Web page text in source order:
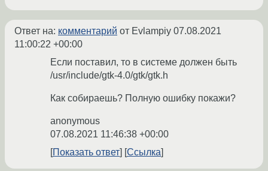
Ответ на: комментарий от Evlampiy 07.08.2021
11:00:22 +00:00
Если поставил, то в системе должен быть
/usr/include/gtk-4.0/gtk/gtk.h
Как собираешь? Полную ошибку покажи?
anonymous
07.08.2021 11:46:38 +00:00
Показать ответ
Ссылка